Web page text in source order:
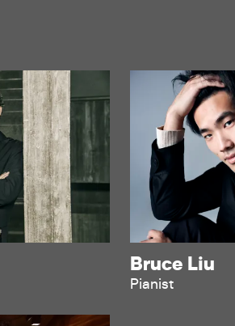
Bruce Liu
Pianist